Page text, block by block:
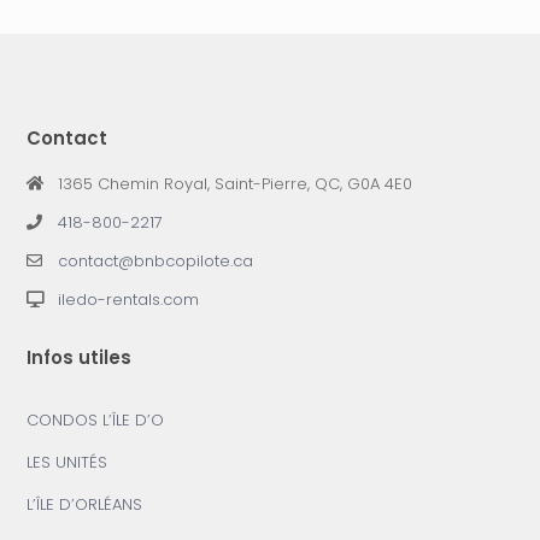
Contact
1365 Chemin Royal, Saint-Pierre, QC, G0A 4E0
418-800-2217
contact@bnbcopilote.ca
iledo-rentals.com
Infos utiles
CONDOS L’ÎLE D’O
LES UNITÉS
L’ÎLE D’ORLÉANS